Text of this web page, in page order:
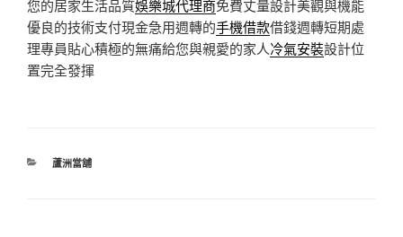
您的居家生活品質娛樂城代理商免費丈量設計美觀與機能
優良的技術支付現金急用週轉的手機借款借錢週轉短期處
理專員貼心積極的無痛給您與親愛的家人冷氣安裝設計位
置完全發揮
分
蘆洲當舖